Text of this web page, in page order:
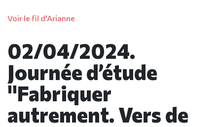
Voir le fil d'Arianne
02/04/2024.
Journée d’étude
"Fabriquer
autrement. Vers de